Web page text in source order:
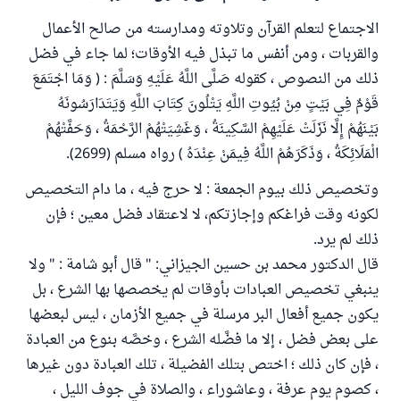
الاجتماع لتعلم القرآن وتلاوته ومدارسته من صالح الأعمال
والقربات ، ومن أنفس ما تبذل فيه الأوقات؛ لما جاء في فضل
ذلك من النصوص ، كقوله صَلَّى اللَّهُ عَلَيْهِ وَسَلَّمَ : ( وَمَا اجْتَمَعَ
قَوْمٌ فِي بَيْتٍ مِنْ بُيُوتِ اللَّهِ يَتْلُونَ كِتَابَ اللَّهِ وَيَتَدَارَسُونَهُ
بَيْنَهُمْ إِلَّا نَزَلَتْ عَلَيْهِمْ السَّكِينَةُ ، وَغَشِيَتْهُمْ الرَّحْمَةُ ، وَحَفَّتْهُمْ
الْمَلَائِكَةُ ، وَذَكَرَهُمْ اللَّهُ فِيمَنْ عِنْدَهُ ) رواه مسلم (2699).
وتخصيص ذلك بيوم الجمعة : لا حرج فيه ، ما دام التخصيص
لكونه وقت فراغكم وإجازتكم، لا لاعتقاد فضل معين ؛ فإن
ذلك لم يرد.
قال الدكتور محمد بن حسين الجيزاني: " قال أبو شامة : " ولا
ينبغي تخصيص العبادات بأوقات لم يخصصها بها الشرع ، بل
يكون جميع أفعال البر مرسلة في جميع الأزمان ، ليس لبعضها
على بعض فضل ، إلا ما فضَّله الشرع ، وخصَّه بنوع من العبادة
، فإن كان ذلك ؛ اختص بتلك الفضيلة ، تلك العبادة دون غيرها
، كصوم يوم عرفة ، وعاشوراء ، والصلاة في جوف الليل ،